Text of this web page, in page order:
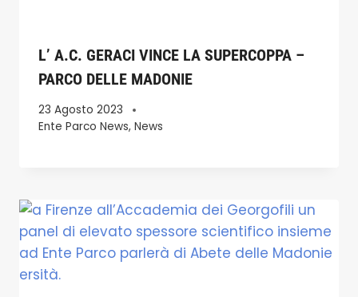
L’ A.C. GERACI VINCE LA SUPERCOPPA –
PARCO DELLE MADONIE
23 Agosto 2023
Ente Parco News, News